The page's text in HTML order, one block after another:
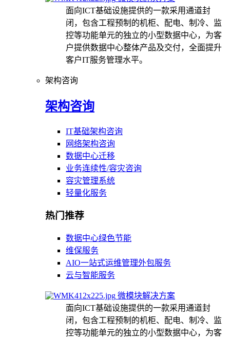
面向ICT基础设施提供的一款采用通道封
闭，包含工程预制的机柜、配电、制冷、监
控等功能单元的独立的小型数据中心，为客
户提供数据中心整体产品及交付，全面提升
客户IT服务管理水平。
架构咨询
架构咨询
IT基础架构咨询
网络架构咨询
数据中心迁移
业务连续性/容灾咨询
容灾管理系统
轻量化服务
热门推荐
数据中心绿色节能
维保服务
AIO一站式运维管理外包服务
云与智能服务
微模块解决方案
面向ICT基础设施提供的一款采用通道封
闭，包含工程预制的机柜、配电、制冷、监
控等功能单元的独立的小型数据中心，为客